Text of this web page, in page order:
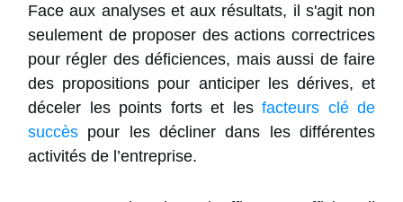
Face aux analyses et aux résultats, il s'agit non
seulement de proposer des actions correctrices
pour régler des déficiences, mais aussi de faire
des propositions pour anticiper les dérives, et
déceler les points forts et les facteurs clé de
succès pour les décliner dans les différentes
activités de l’entreprise.